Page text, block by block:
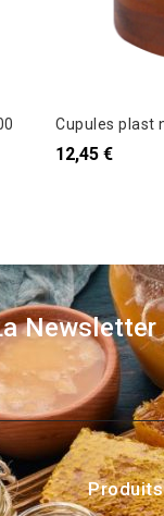
Cupules plast
12,45 €
Produits